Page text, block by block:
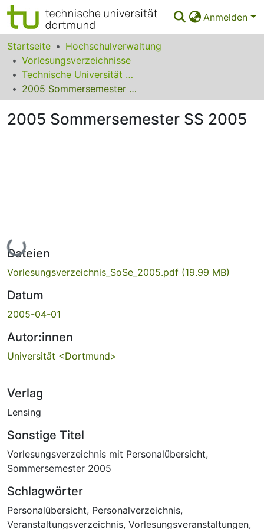
Anmelden
Bereiche & Sammlungen
Das gesamte Repositorium
Statistiken
FAQ
Startseite
Hochschulverwaltung
Vorlesungsverzeichnisse
Technische Universität Dortmund (vormals Universität Dortmund)
2005 Sommersemester SS 2005
2005 Sommersemester SS 2005
Lade...
Dateien
Vorlesungsverzeichnis_SoSe_2005.pdf (19.99 MB)
Datum
2005-04-01
Autor:innen
Universität <Dortmund>
Verlag
Lensing
Sonstige Titel
Vorlesungsverzeichnis mit Personalübersicht,
Sommersemester 2005
Schlagwörter
Personalübersicht, Personalverzeichnis,
Veranstaltungsverzeichnis, Vorlesungsveranstaltungen,